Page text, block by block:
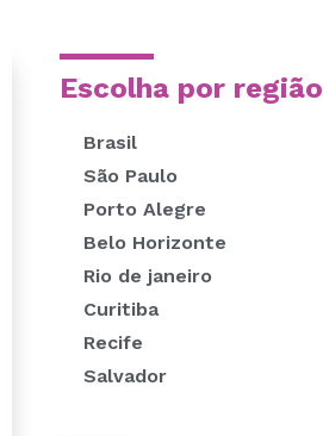
Escolha por região
Brasil
São Paulo
Porto Alegre
Belo Horizonte
Rio de janeiro
Curitiba
Recife
Salvador